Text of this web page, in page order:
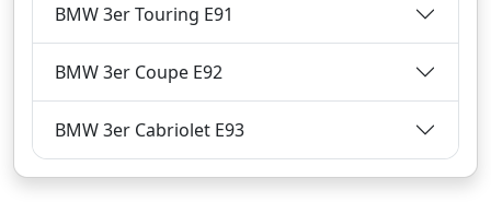
BMW 3er Touring E91
BMW 3er Coupe E92
BMW 3er Cabriolet E93